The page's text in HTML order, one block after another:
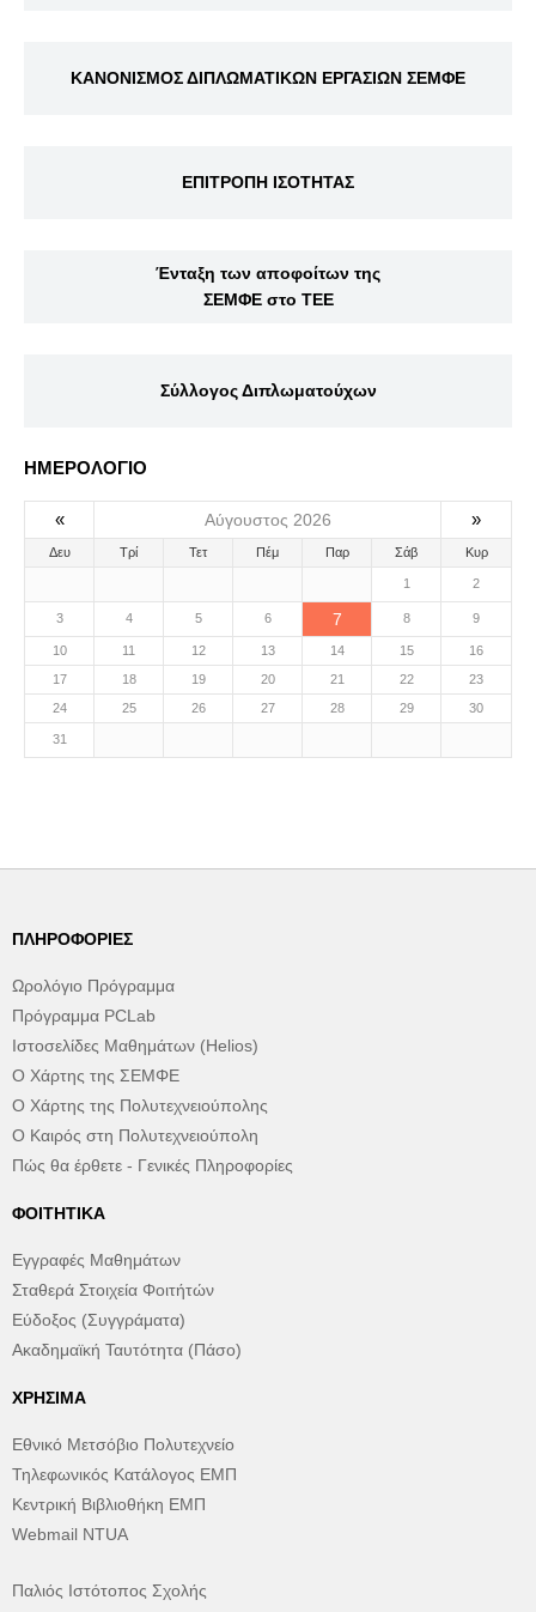
ΚΑΝΟΝΙΣΜΟΣ ΔΙΠΛΩΜΑΤΙΚΩΝ ΕΡΓΑΣΙΩΝ ΣΕΜΦΕ
ΕΠΙΤΡΟΠΗ ΙΣΟΤΗΤΑΣ
Ένταξη των αποφοίτων της
ΣΕΜΦΕ στο ΤΕΕ
Σύλλογος Διπλωματούχων
ΗΜΕΡΟΛΟΓΙΟ
« Αύγουστος 2026 »
Δευ Τρί Τετ Πέμ Παρ Σάβ Κυρ
1 2
3 4 5 6 7 8 9
10 11 12 13 14 15
16
17
18 19 20 21 22
23
24
25 26 27 28 29 30
31
ΠΛΗΡΟΦΟΡΊΕΣ
Ωρολόγιο Πρόγραμμα
Πρόγραμμα PCLab
Ιστοσελίδες Μαθημάτων (Helios)
Ο Χάρτης της ΣΕΜΦΕ
Ο Χάρτης της Πολυτεχνειούπολης
Ο Καιρός στη Πολυτεχνειούπολη
Πώς θα έρθετε - Γενικές Πληροφορίες
ΦΟΙΤΗΤΙΚΆ
Εγγραφές Μαθημάτων
Σταθερά Στοιχεία Φοιτήτών
Εύδοξος (Συγγράματα)
Ακαδημαϊκή Ταυτότητα (Πάσο)
ΧΡΉΣΙΜΑ
Εθνικό Μετσόβιο Πολυτεχνείο
Τηλεφωνικός Κατάλογος ΕΜΠ
Κεντρική Βιβλιοθήκη ΕΜΠ
Webmail NTUA
Παλιός Ιστότοπος Σχολής